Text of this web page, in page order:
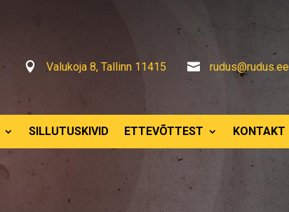
 Valukoja 8, Tallinn 11415  rudus@rudus.ee
SILLUTUSKIVID ETTEVÕTTEST KONTAKT